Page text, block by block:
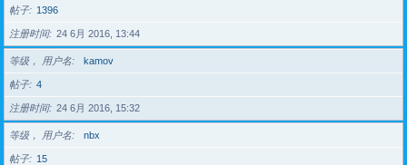
帖子 1396
注册时间 24 6月 2016, 13:44
等级， 用户名 kamov
帖子 4
注册时间 24 6月 2016, 15:32
等级， 用户名 nbx
帖子 15